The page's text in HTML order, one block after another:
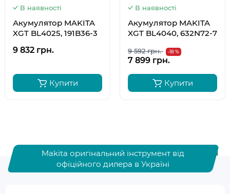
В наявності
Акумулятор MAKITA
XGT BL4025, 191B36-3
9 832 грн.
Купити
В наявності
Акумулятор MAKITA
XGT BL4040, 632N72-7
9 592 грн. -18 %
7 899 грн.
Купити
Makita оригінальний інструмент від
офіційного дилера в Україні